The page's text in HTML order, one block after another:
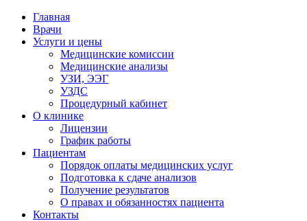
Главная
Врачи
Услуги и цены
Медицинские комиссии
Медицинские анализы
УЗИ, ЭЭГ
УЗДС
Процедурный кабинет
О клинике
Лицензии
График работы
Пациентам
Порядок оплаты медицинских услуг
Подготовка к сдаче анализов
Получение результатов
О правах и обязанностях пациента
Контакты